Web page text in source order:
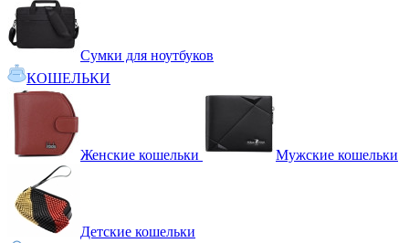
Сумки для ноутбуков
КОШЕЛЬКИ
Женские кошельки Мужские кошельки
Детские кошельки